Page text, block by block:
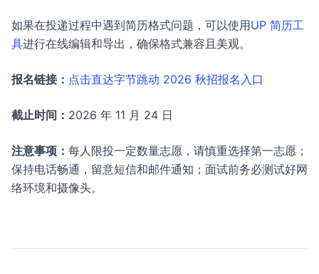
如果在投递过程中遇到简历格式问题，可以使用UP 简历工
具进行在线编辑和导出，确保格式兼容且美观。
报名链接： 点击直达字节跳动 2026 秋招报名入口
截止时间： 2026 年 11 月 24 日
注意事项： 每人限投一定数量志愿，请慎重选择第一志愿；
保持电话畅通，留意短信和邮件通知；面试前务必测试好网
络环境和摄像头。